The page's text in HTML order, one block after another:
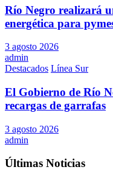
Río Negro realizará
energética para
3 agosto 2026
admin
Destacados Línea Sur
El Gobierno de Río
recargas de garrafas
3 agosto 2026
admin
Últimas Noticias